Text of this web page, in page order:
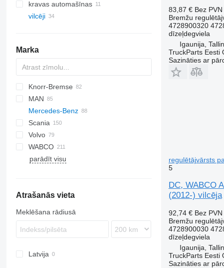
kravas automašīnas
vilcēji
Marka
CF
LF
XF
XG
EuroCargo
S-Way
Stralis
Trakker
Knorr-Bremse
MAN
F90
L2000
TGA
TGL
TGM
Mercedes-Benz
Actros
Actros 1832
Actros 1844
Actros 1845
Antos
Antos 1830
Arocs
Arocs 2651
Atego
G-series
K-series
Kerax
Magnum
Scania
G-series
K-series
P-series
Volvo
FH
FL
VNL
WABCO
parādīt visu
Atrašanās vieta
Meklēšana rādiusā
Latvija
83,87 € Bez PVN
Bremžu
4728900320
dīzeļdegviela
Igaunija,
TruckParts Eesti
Sazināties ar
regulētājvārsts
5
DC, WABCO
(2012-) vilcēja
92,74 € Bez PVN
Bremžu
4728900030
dīzeļdegviela
Igaunija,
TruckParts Eesti
Sazināties ar